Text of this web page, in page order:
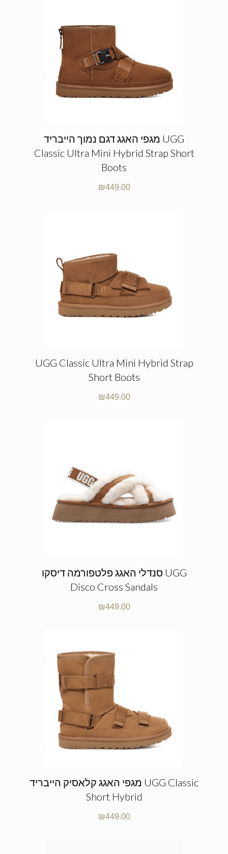
מגפי האגג דגם נמוך הייבריד UGG
Classic Ultra Mini Hybrid Strap Short
Boots
₪449.00
UGG Classic Ultra Mini Hybrid Strap
Short Boots
₪449.00
סנדלי האגג פלטפורמה דיסקו UGG
Disco Cross Sandals
₪449.00
מגפי האגג קלאסיק הייבריד UGG Classic
Short Hybrid
₪449.00